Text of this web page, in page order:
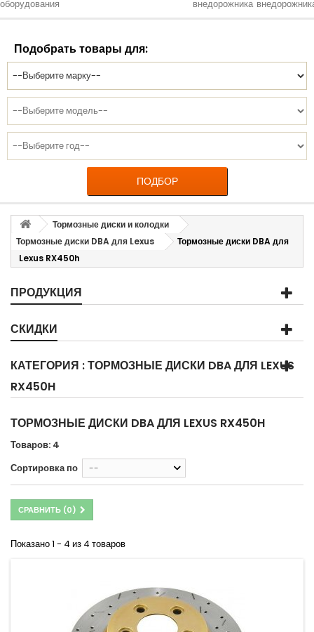
Подобрать товары для:
ПОДБОР
Тормозные диски и колодки
Тормозные диски DBA для Lexus
Тормозные диски DBA для
Lexus RX450h
ПРОДУКЦИЯ
СКИДКИ
КАТЕГОРИЯ : ТОРМОЗНЫЕ ДИСКИ DBA ДЛЯ LEXUS
RX450H
ТОРМОЗНЫЕ ДИСКИ DBA ДЛЯ LEXUS RX450H
Товаров: 4
Сортировка по
--
СРАВНИТЬ (0)
Показано 1 - 4 из 4 товаров